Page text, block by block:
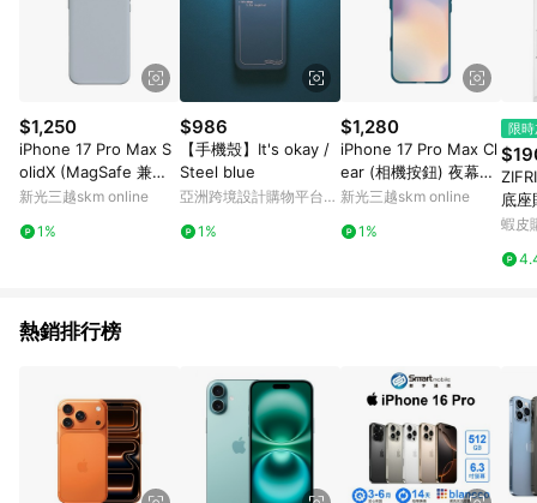
$1,250
iPhone 17 Pro Max S
olidX (MagSafe 兼容)
循環灰
新光三越skm online
1%
$986
【手機殼】It's okay /
Steel blue
亞洲跨境設計購物平台
1%
$1,280
iPhone 17 Pro Max Cl
ear (相機按鈕) 夜幕藍
- 石紋與渲染 / Marble
輕舞光暈
新光三越skm online
1%
限
底座
蝦皮
熱銷排行榜